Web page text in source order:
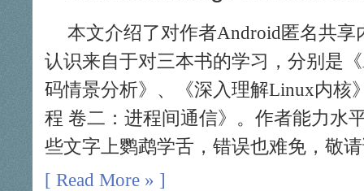
本文介绍了对作者Android匿名共享
认识来自于对三本书的学习，分别是
码情景分析》、《深入理解Linux内核
程 卷二：进程间通信》。作者能力水
些文字上鹦鹉学舌，错误也难免，敬
[ Read More » ]